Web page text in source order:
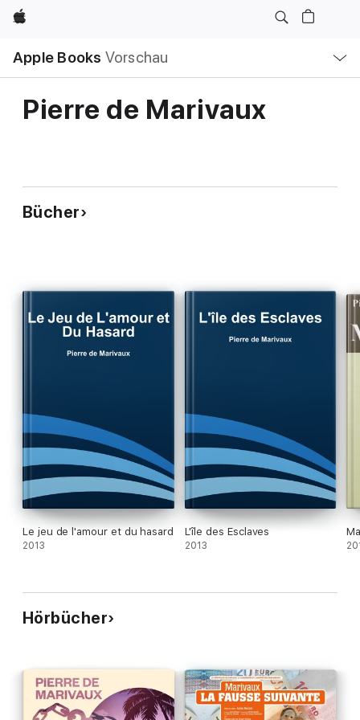
Apple
Apple Books Vorschau
Navigation
Menü
öffnen
Pierre de Marivaux
Bücher
Le jeu de l'amour et du hasard
2013
L'île des Esclaves
2013
Hörbücher